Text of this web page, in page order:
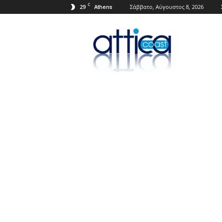
29 C Athens Σάββατο, Αύγουστος 8, 2026
Attica
Coast.gr